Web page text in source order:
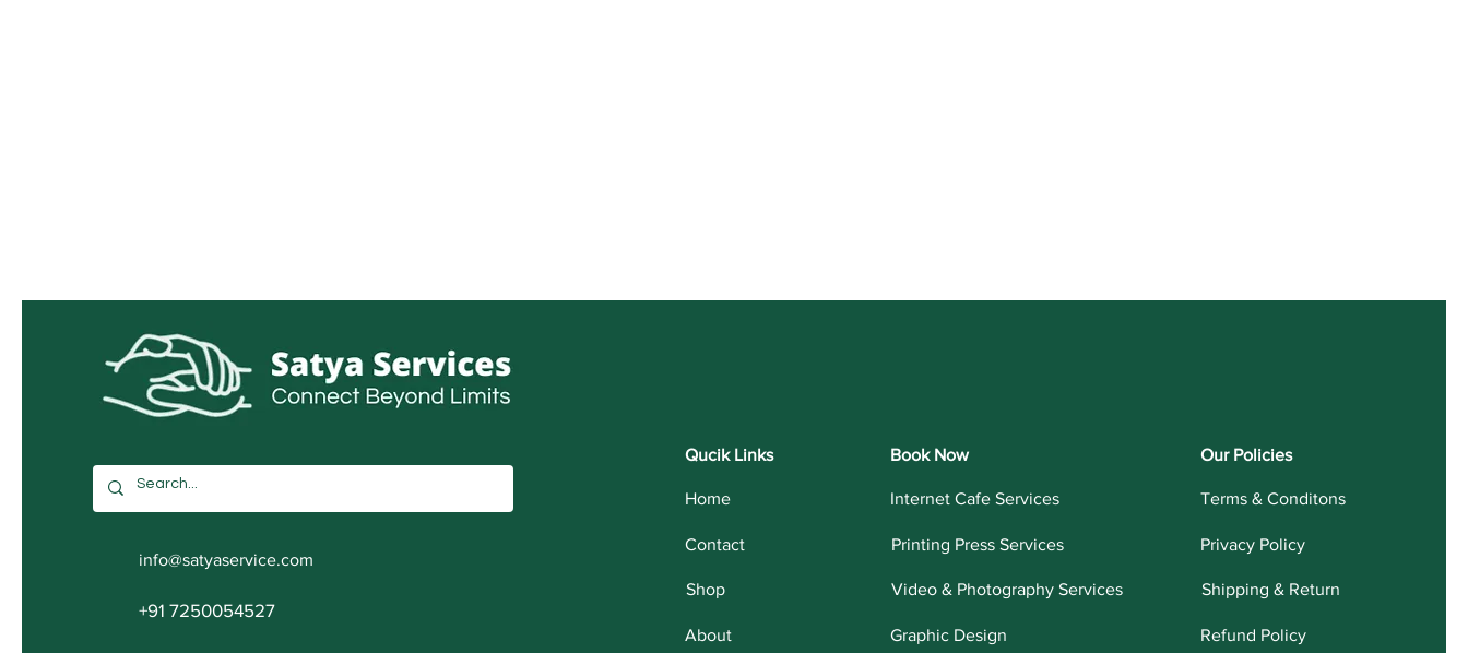
info@satyaservice.com
+91 7250054527
Qucik Links
Home
Contact
Shop
About
Book Now
Internet Cafe Services
Printing Press Services
Video & Photography Services
Graphic Design
Our Policies
Terms & Conditons
Privacy Policy
Shipping & Return
Refund Policy